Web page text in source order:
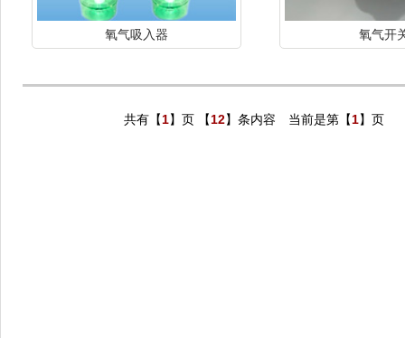
氧气吸入器 氧气开
共有【1】页 【12】条内容 当前是第【1】页